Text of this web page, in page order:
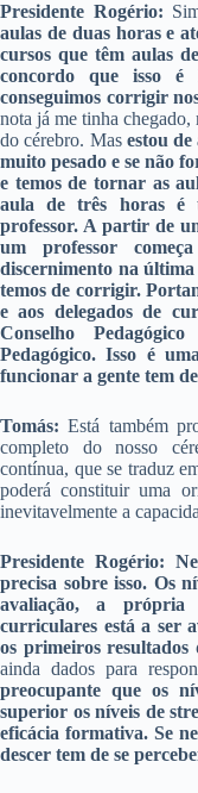
Presidente Rogério:
aulas de duas horas e
cursos que têm aulas
concordo que isso
conseguimos corrigir
nota já me tinha chegado,
do cérebro. Masestou de
muito pesado e se não
e temos de tornar as
aula de três horas é
professor. A partir de
um professor
discernimento na última
temos de corrigir.
e aos delegados de
Conselho
Pedagógico. Isso é
funcionar a gente tem
Tomás: Está também
completo do nosso
contínua, que se traduz
poderá constituir uma
inevitavelmente a
Presidente Rogério:
precisa sobre isso. Os
avaliação, a própria
curriculares está a ser
os primeiros resultados
ainda dados para
preocupante que os
superior os níveis de
eficácia formativa. Se
descer tem de se